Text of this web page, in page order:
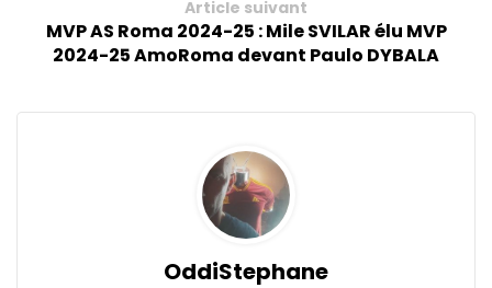
Article suivant
MVP AS Roma 2024-25 : Mile SVILAR élu MVP
2024-25 AmoRoma devant Paulo DYBALA
OddiStephane